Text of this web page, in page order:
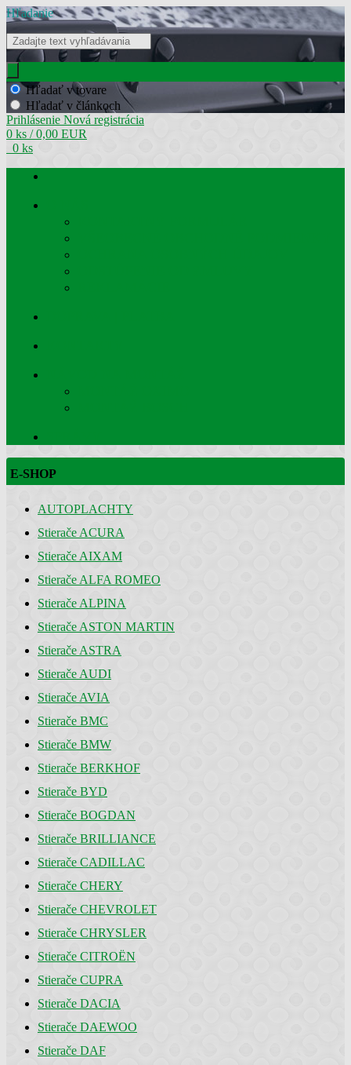
Hľadanie
Hľadať v tovare
Hľadať v článkoch
Prihlásenie Nová registrácia
0 ks / 0,00 EUR
0 ks
E-SHOP
AUTOPLACHTY
Stierače ACURA
Stierače AIXAM
Stierače ALFA ROMEO
Stierače ALPINA
Stierače ASTON MARTIN
Stierače ASTRA
Stierače AUDI
Stierače AVIA
Stierače BMC
Stierače BMW
Stierače BERKHOF
Stierače BYD
Stierače BOGDAN
Stierače BRILLIANCE
Stierače CADILLAC
Stierače CHERY
Stierače CHEVROLET
Stierače CHRYSLER
Stierače CITROËN
Stierače CUPRA
Stierače DACIA
Stierače DAEWOO
Stierače DAF